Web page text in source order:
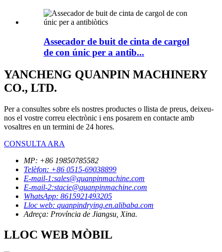
Assecador de buit de cinta de cargol
de con únic per a antib...
YANCHENG QUANPIN MACHINERY
CO., LTD.
Per a consultes sobre els nostres productes o llista de preus, deixeu-
nos el vostre correu electrònic i ens posarem en contacte amb
vosaltres en un termini de 24 hores.
CONSULTA ARA
MP: +86 19850785582
Telèfon: +86 0515-69038899
E-mail-1:sales@quanpinmachine.com
E-mail-2:stacie@quanpinmachine.com
WhatsApp: 8615921493205
Lloc web: quanpindrying.en.alibaba.com
Adreça: Província de Jiangsu, Xina.
LLOC WEB MÒBIL